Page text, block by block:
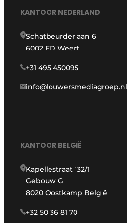
KANTOOR NEDERLAND
Schatbeurderlaan 6
6002 ED Weert
+31 495 450095
info@louwersmediagroep.nl
KANTOOR BELGIË
Kapellestraat 132/1
Gebouw G
8020 Oostkamp België
+32 50 36 81 70